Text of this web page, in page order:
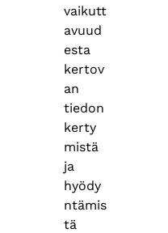
vaikutt
avuud
esta
kertov
an
tiedon
kerty
mistä
ja
hyödy
ntämis
tä